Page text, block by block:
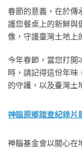
春節的意義，在於傳
護您餐桌上的新鮮與
像，守護臺灣土地上
今年春節，當您打開
時，請記得這份年味
的守護，以及臺灣土
神腦原鄉踏查紀錄片
神腦基金會以關心在